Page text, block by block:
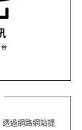
透過網路網站提